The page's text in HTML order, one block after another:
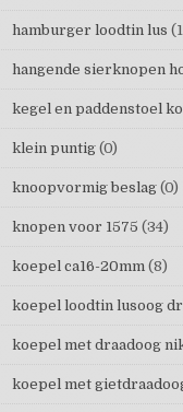
hamburger loodtin lus
hangende sierknopen
kegel en paddenstoel
klein puntig (0)
knoopvormig beslag (0)
knopen voor 1575 (34)
koepel ca16-20mm (8)
koepel loodtin lusoog
koepel met draadoog
koepel met